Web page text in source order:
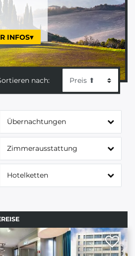
INFOS▾
nach:
Übernachtungen
Zimmerausstattung
Hotelketten